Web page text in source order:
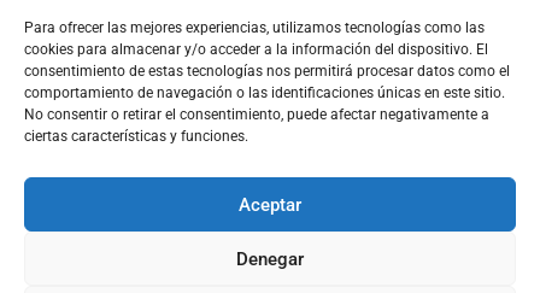
Para ofrecer las mejores experiencias, utilizamos tecnologías como las
cookies para almacenar y/o acceder a la información del dispositivo. El
consentimiento de estas tecnologías nos permitirá procesar datos como el
comportamiento de navegación o las identificaciones únicas en este sitio.
No consentir o retirar el consentimiento, puede afectar negativamente a
ciertas características y funciones.
Aceptar
Denegar